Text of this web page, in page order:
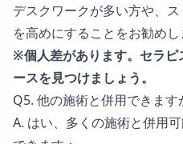
デスクワークが多い方や、
を高めにすることをお勧めし
※個人差があります。セラ
ースを見つけましょう。
Q5. 他の施術と併用できます
A. はい、多くの施術と併用